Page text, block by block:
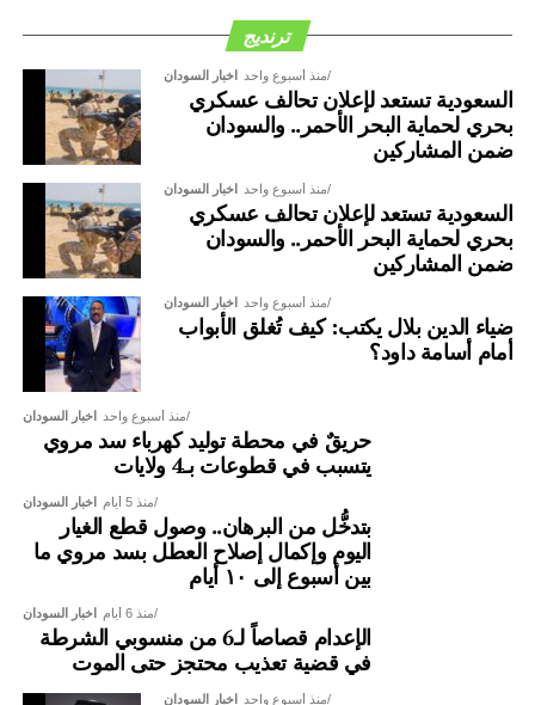
ترنديج
اخبار السودان منذ أسبوع واحد
السعودية تستعد لإعلان تحالف عسكري
بحري لحماية البحر الأحمر.. والسودان
ضمن المشاركين
اخبار السودان منذ أسبوع واحد
السعودية تستعد لإعلان تحالف عسكري
بحري لحماية البحر الأحمر.. والسودان
ضمن المشاركين
اخبار السودان منذ أسبوع واحد
ضياء الدين بلال يكتب: كيف تُغلق الأبواب
أمام أسامة داود؟
اخبار السودان منذ أسبوع واحد
حريقٌ في محطة توليد كهرباء سد مروي
يتسبب في قطوعات بـ4 ولايات
اخبار السودان منذ 5 أيام
بتدخُّل من البرهان.. وصول قطع الغيار
اليوم وإكمال إصلاح العطل بسد مروي ما
بين أسبوع إلى ١٠ أيام
اخبار السودان منذ 6 أيام
الإعدام قصاصاً لـ6 من منسوبي الشرطة
في قضية تعذيب محتجز حتى الموت
اخبار السودان منذ أسبوع واحد